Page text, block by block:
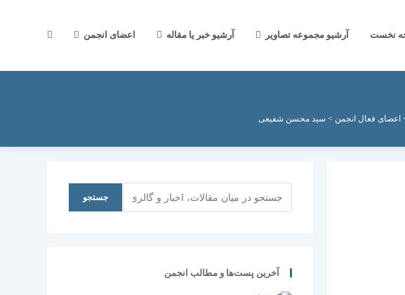
نخست آرشیو مجموعه تصاویر آرشیو خبر یا مقاله اعضای انجمن جستجوی
اعضای فعال انجمن > سید محسن شفیعی
جستجو
آخرین پست‌ها و مطالب انجمن